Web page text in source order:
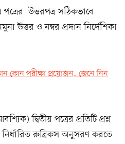
উত্তরপত্র সঠিকভাবে
উত্তর ও নম্বর প্রদান নির্দেশিকা
কোন পরীক্ষা প্রয়োজন, জেনে নিন
দ্বিতীয় পত্রের প্রতিটি প্রশ্ন
নির্ধারিত রুব্রিকস অনুসরণ করতে